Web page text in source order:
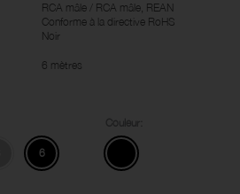
RCA mâle / RCA mâle, REAN
Conforme à la directive RoHS
Noir
6 mètres
6